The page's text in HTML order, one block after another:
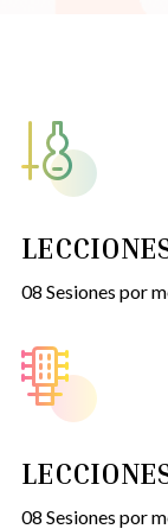
08 Sesiones por
08 Sesiones por